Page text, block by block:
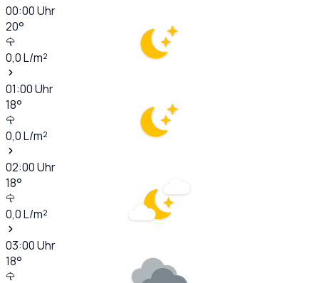
00:00Uhr
20°
0,0L/m²
01:00Uhr
18°
0,0L/m²
02:00Uhr
18°
0,0L/m²
03:00Uhr
18°